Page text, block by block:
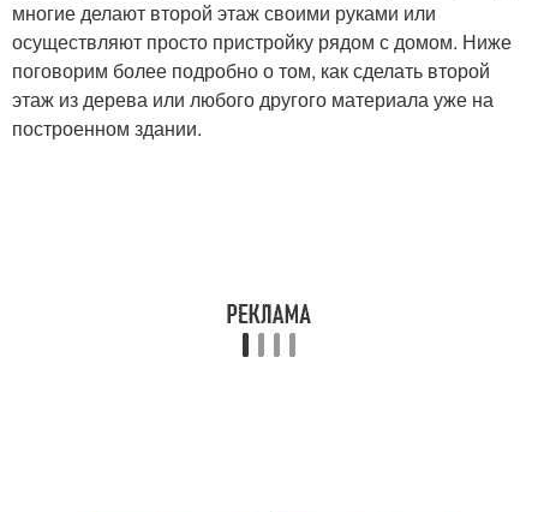
многие делают второй этаж своими руками или
осуществляют просто пристройку рядом с домом. Ниже
поговорим более подробно о том, как сделать второй
этаж из дерева или любого другого материала уже на
построенном здании.